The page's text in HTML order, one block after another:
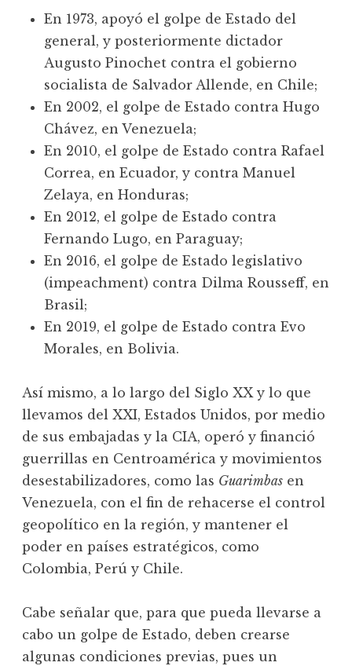
En 1973, apoyó el golpe de Estado del
general, y posteriormente dictador
Augusto Pinochet contra el gobierno
socialista de Salvador Allende, en Chile;
En 2002, el golpe de Estado contra Hugo
Chávez, en Venezuela;
En 2010, el golpe de Estado contra Rafael
Correa, en Ecuador, y contra Manuel
Zelaya, en Honduras;
En 2012, el golpe de Estado contra
Fernando Lugo, en Paraguay;
En 2016, el golpe de Estado legislativo
(impeachment) contra Dilma Rousseff, en
Brasil;
En 2019, el golpe de Estado contra Evo
Morales, en Bolivia.
Así mismo, a lo largo del Siglo XX y lo que
llevamos del XXI, Estados Unidos, por medio
de sus embajadas y la CIA, operó y financió
guerrillas en Centroamérica y movimientos
desestabilizadores, como las Guarimbas en
Venezuela, con el fin de rehacerse el control
geopolítico en la región, y mantener el
poder en países estratégicos, como
Colombia, Perú y Chile.
Cabe señalar que, para que pueda llevarse a
cabo un golpe de Estado, deben crearse
algunas condiciones previas, pues un